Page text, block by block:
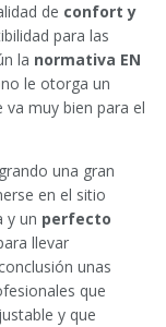
de confort y
para las
la normativa EN
le otorga un
muy bien para el
una gran
en el sitio
y un perfecto
llevar
unas
que
y que